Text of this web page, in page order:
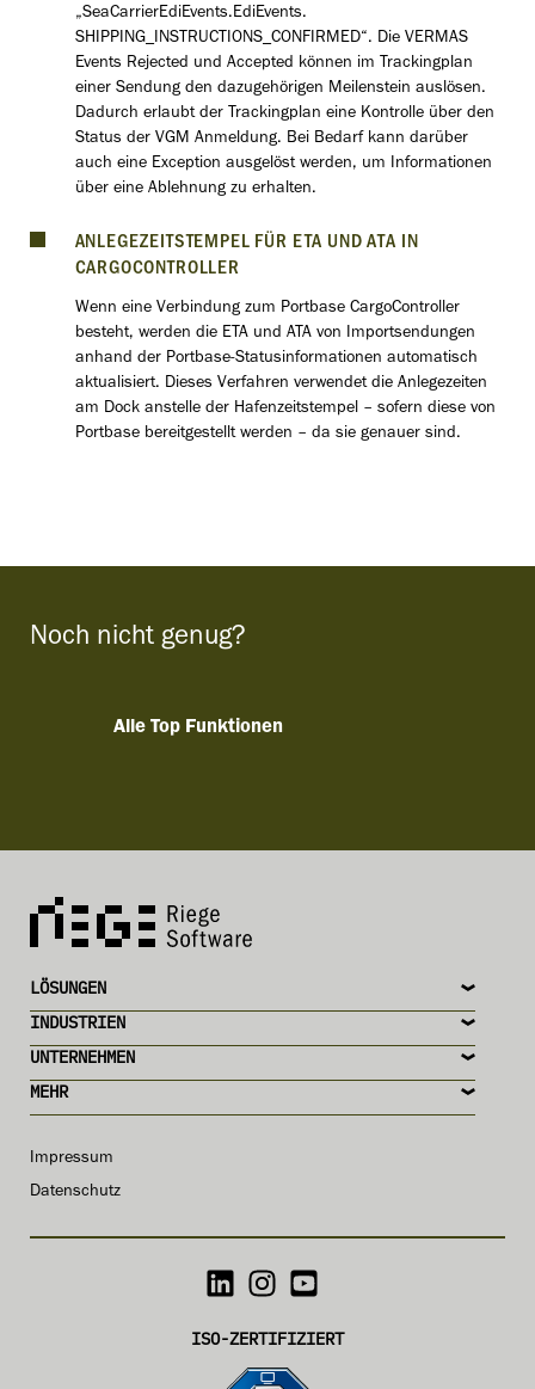
„SeaCarrierEdiEvents.EdiEvents.
SHIPPING_INSTRUCTIONS_CONFIRMED“. Die VERMAS
Events Rejected und Accepted können im Trackingplan
einer Sendung den dazugehörigen Meilenstein auslösen.
Dadurch erlaubt der Trackingplan eine Kontrolle über den
Status der VGM Anmeldung. Bei Bedarf kann darüber
auch eine Exception ausgelöst werden, um Informationen
über eine Ablehnung zu erhalten.
ANLEGEZEITSTEMPEL FÜR ETA UND ATA IN
CARGOCONTROLLER
Wenn eine Verbindung zum Portbase CargoController
besteht, werden die ETA und ATA von Importsendungen
anhand der Portbase-Statusinformationen automatisch
aktualisiert. Dieses Verfahren verwendet die Anlegezeiten
am Dock anstelle der Hafenzeitstempel – sofern diese von
Portbase bereitgestellt werden – da sie genauer sind.
Alle Top Funktionen
Noch nicht genug?
MEHR
UNTERNEHMEN
INDUSTRIEN
LÖSUNGEN
Impressum
Datenschutz
ISO-ZERTIFIZIERT